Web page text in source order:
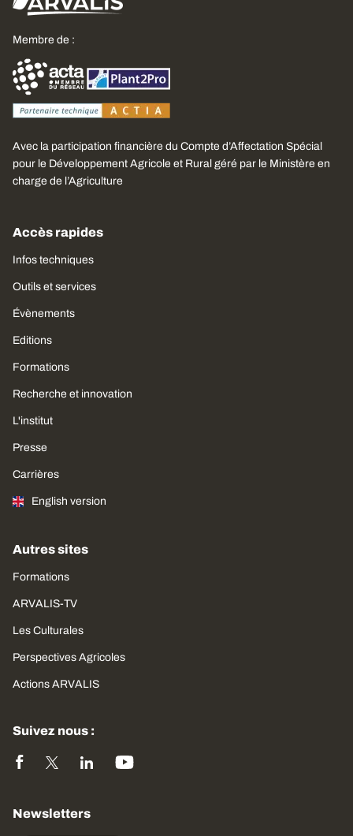
Membre de :
Avec la participation financière du Compte d’Affectation Spécial
pour le Développement Agricole et Rural géré par le Ministère en
charge de l’Agriculture
Accès rapides
Infos techniques
Outils et services
Évènements
Editions
Formations
Recherche et innovation
L'institut
Presse
Carrières
English version
Autres sites
Formations
ARVALIS-TV
Les Culturales
Perspectives Agricoles
Actions ARVALIS
Suivez nous :
Newsletters